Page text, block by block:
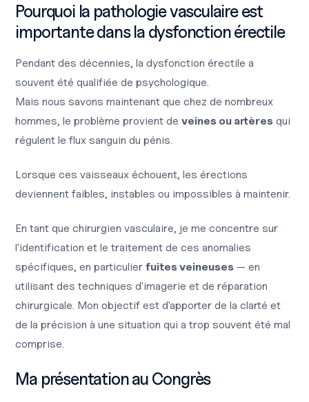
Pourquoi la pathologie vasculaire est
importante dans la dysfonction érectile
Pendant des décennies, la dysfonction érectile a
souvent été qualifiée de psychologique.
Mais nous savons maintenant que chez de nombreux
hommes, le problème provient deveines ou artères qui
régulent le flux sanguin du pénis.
Lorsque ces vaisseaux échouent, les érections
deviennent faibles, instables ou impossibles à maintenir.
En tant que chirurgien vasculaire, je me concentre sur
l'identification et le traitement de ces anomalies
spécifiques, en particulierfuites veineuses — en
utilisant des techniques d'imagerie et de réparation
chirurgicale. Mon objectif est d'apporter de la clarté et
de la précision à une situation qui a trop souvent été mal
comprise.
Ma présentation au Congrès